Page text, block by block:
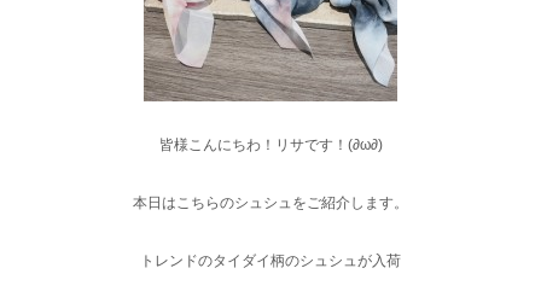
皆様こんにちわ！リサです！(∂ω∂)
本日はこちらのシュシュをご紹介します。
トレンドのタイダイ柄のシュシュが入荷